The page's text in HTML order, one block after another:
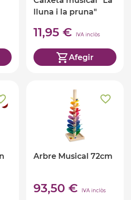
lluna i la pruna"
11,95 € IVA inclòs
Afegir
Arbre Musical 72cm
93,50 € IVA inclòs